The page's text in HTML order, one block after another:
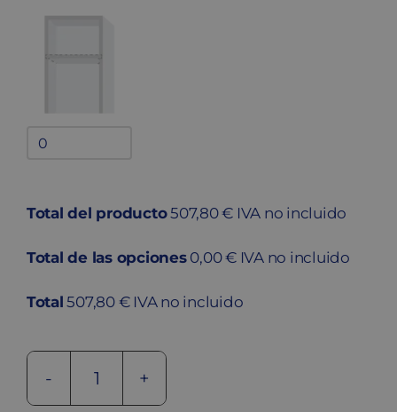
Bandejas
Total del producto507,80 € IVA no incluido
Total de las opciones 0,00 € IVA no incluido
Total 507,80 € IVA no incluido
Taquilla